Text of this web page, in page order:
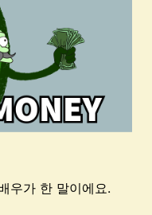
우가 한 말이에요.